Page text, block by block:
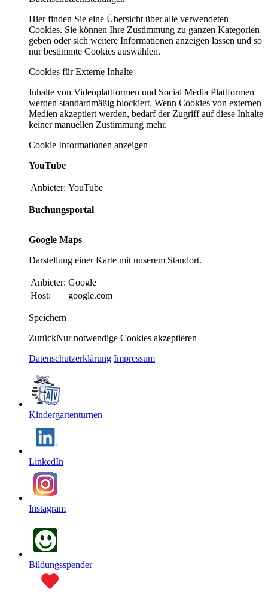
Hier finden Sie eine Übersicht über alle verwendeten
Cookies. Sie können Ihre Zustimmung zu ganzen Kategorien
geben oder sich weitere Informationen anzeigen lassen und so
nur bestimmte Cookies auswählen.
Cookies für Externe Inhalte
Inhalte von Videoplattformen und Social Media Plattformen
werden standardmäßig blockiert. Wenn Cookies von externen
Medien akzeptiert werden, bedarf der Zugriff auf diese Inhalte
keiner manuellen Zustimmung mehr.
Cookie Informationen anzeigen
YouTube
Anbieter: YouTube
Buchungsportal
Google Maps
Darstellung einer Karte mit unserem Standort.
Anbieter: Google
Host:
google.com
Speichern
ZurückNur notwendige Cookies akzeptieren
Datenschutzerklärung Impressum
Kindergartenturnen
LinkedIn
Instagram
Bildungsspender